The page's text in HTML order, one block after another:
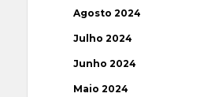
Agosto 2024
Julho 2024
Junho 2024
Maio 2024